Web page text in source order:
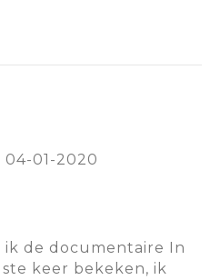
04-01-2020
de documentaire In
keer bekeken, ik